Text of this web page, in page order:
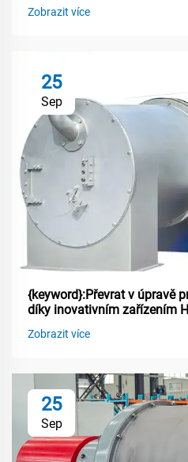
Zobrazit více
25
Sep
{keyword}:Převrat v úpravě
díky inovativním zařízením
Zobrazit více
25
Sep